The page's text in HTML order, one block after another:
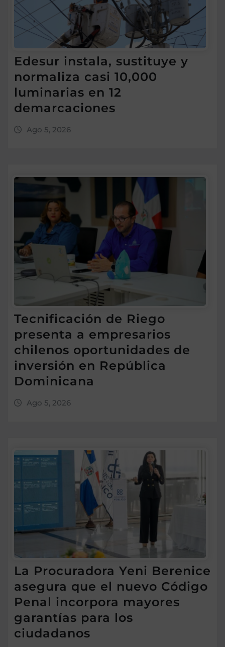
Edesur instala, sustituye y
normaliza casi 10,000
luminarias en 12
demarcaciones
Ago 5, 2026
Tecnificación de Riego
presenta a empresarios
chilenos oportunidades de
inversión en República
Dominicana
Ago 5, 2026
La Procuradora Yeni Berenice
asegura que el nuevo Código
Penal incorpora mayores
garantías para los
ciudadanos